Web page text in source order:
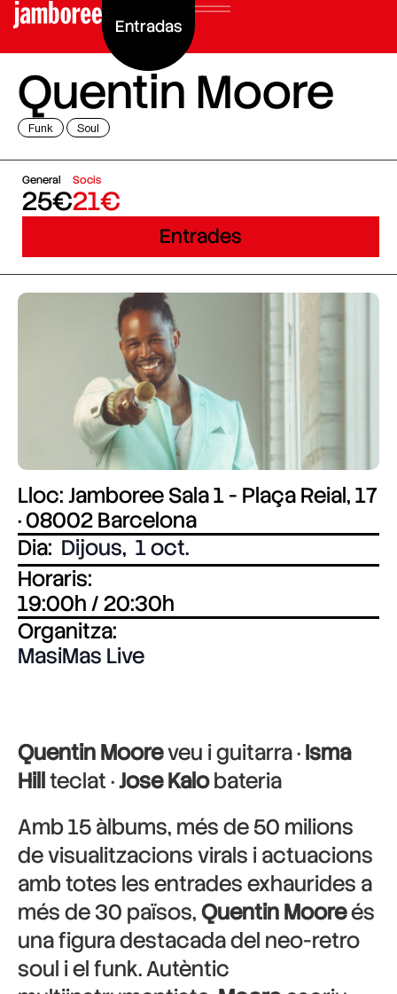
Entradas
Quentin Moore
Funk Soul
General
25€
Socis
21€
Entrades
Lloc: Jamboree Sala 1 - Plaça Reial, 17
· 08002 Barcelona
Dia: Dijous, 1 oct.
Horaris:
19:00h / 20:30h
Organitza:
MasiMas Live
Quentin Mooreveu i guitarra ·Isma
Hillteclat ·Jose Kalobateria
Amb 15 àlbums, més de 50 milions
de visualitzacions virals i actuacions
amb totes les entrades exhaurides a
més de 30 països,Quentin Mooreés
una figura destacada del neo-retro
soul i el funk. Autèntic